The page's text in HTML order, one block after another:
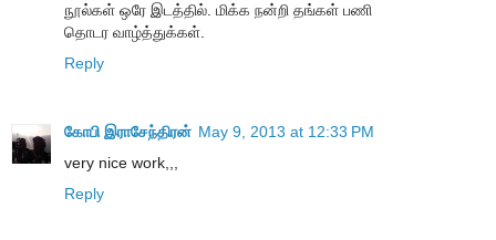
நூல்கள் ஒரே இடத்தில். மிக்க நன்றி தங்கள் பணி
தொடர வாழ்த்துக்கள்.
Reply
கோபி இராசேந்திரன் May 9, 2013 at 12:33 PM
very nice work,,,
Reply